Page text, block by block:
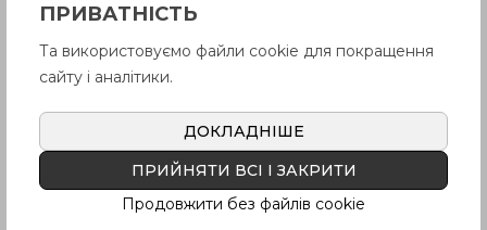
ПРИВАТНІСТЬ
Та використовуємо файли cookie для покращення
сайту і аналітики.
ДОКЛАДНІШЕ
ПРИЙНЯТИ ВСІ І ЗАКРИТИ
Продовжити без файлів cookie